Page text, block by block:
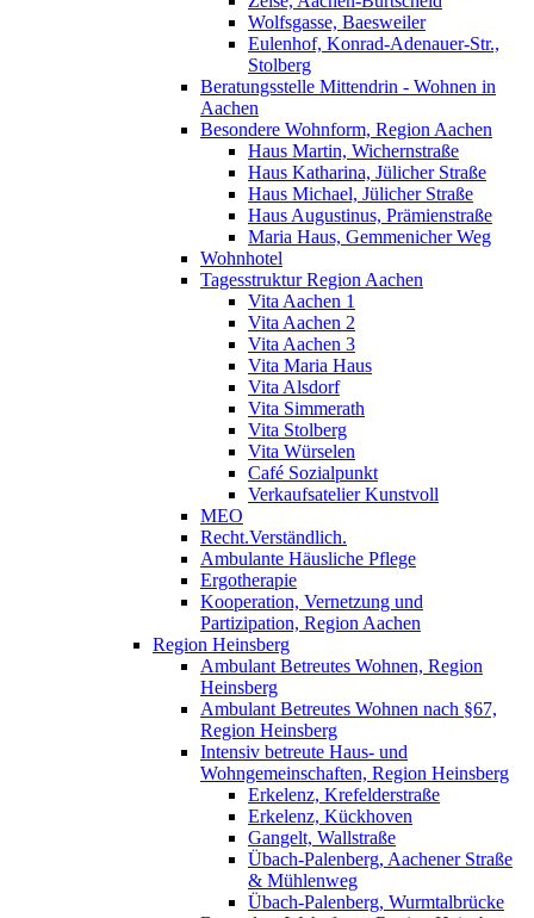
Wolfsgasse, Baesweiler
Eulenhof, Konrad-Adenauer-Str.,
Stolberg
Beratungsstelle Mittendrin - Wohnen in
Aachen
Besondere Wohnform, Region Aachen
Haus Martin, Wichernstraße
Haus Katharina, Jülicher Straße
Haus Michael, Jülicher Straße
Haus Augustinus, Prämienstraße
Maria Haus, Gemmenicher Weg
Wohnhotel
Tagesstruktur Region Aachen
Vita Aachen 1
Vita Aachen 2
Vita Aachen 3
Vita Maria Haus
Vita Alsdorf
Vita Simmerath
Vita Stolberg
Vita Würselen
Café Sozialpunkt
Verkaufsatelier Kunstvoll
MEO
Recht.Verständlich.
Ambulante Häusliche Pflege
Ergotherapie
Kooperation, Vernetzung und
Partizipation, Region Aachen
Region Heinsberg
Ambulant Betreutes Wohnen, Region
Heinsberg
Ambulant Betreutes Wohnen nach §67,
Region Heinsberg
Intensiv betreute Haus- und
Wohngemeinschaften, Region Heinsberg
Erkelenz, Krefelderstraße
Erkelenz, Kückhoven
Gangelt, Wallstraße
Übach-Palenberg, Aachener Straße
& Mühlenweg
Übach-Palenberg, Wurmtalbrücke